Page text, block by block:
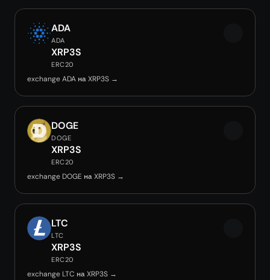
ADA
ADA
XRP3S
ERC20
exchange ADA на XRP3S →
DOGE
DOGE
XRP3S
ERC20
exchange DOGE на XRP3S →
LTC
LTC
XRP3S
ERC20
exchange LTC на XRP3S →